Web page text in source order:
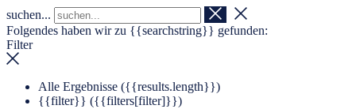
Navigation überspringen
Zum Footer springen
suchen...
Folgendes haben wir zu {{searchstring}} gefunden:
Filter
Alle Ergebnisse ({{results.length}})
{{filter}} ({{filters[filter]}})